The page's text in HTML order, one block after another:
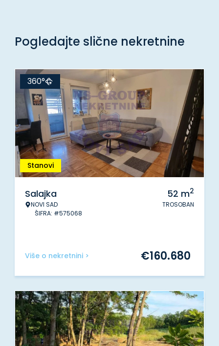
Pogledajte slične nekretnine
Stanovi
360°
Salajka
NOVI SAD
ŠIFRA: #575068
52 m2
TROSOBAN
Više o nekretnini > €160.680